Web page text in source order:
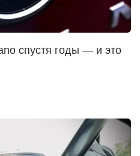
спустя годы — и это